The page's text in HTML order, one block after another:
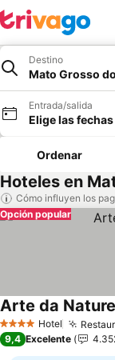
Destino
Mato Grosso
Entrada/salida
Elige las fechas
Ordenar
Hoteles en
Cómo influyen los
Opción popular
4 EstrellasHotel
Arte da
9,4 Excelente